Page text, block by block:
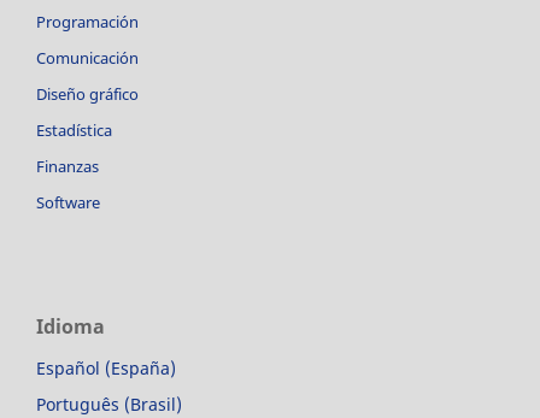
Programación
Comunicación
Diseño gráfico
Estadística
Finanzas
Software
Idioma
Español (España)
Português (Brasil)